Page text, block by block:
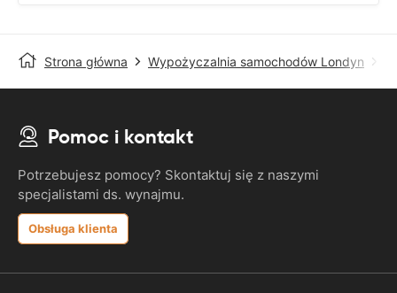
Strona główna Wypożyczalnia samochodów Londyn
Pomoc i kontakt
Potrzebujesz pomocy? Skontaktuj się z naszymi
specjalistami ds. wynajmu.
Obsługa klienta